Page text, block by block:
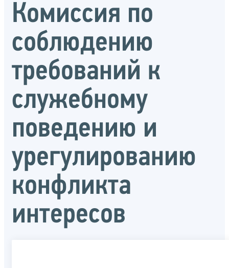
Комиссия по
соблюдению
требований к
служебному
поведению и
урегулированию
конфликта
интересов